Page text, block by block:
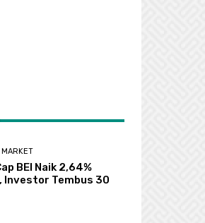
BEI Naik 2,64%
Investor Tembus 30